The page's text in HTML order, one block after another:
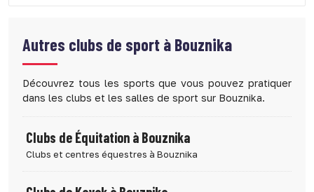
Autres clubs de sport à Bouznika
Découvrez tous les sports que vous pouvez pratiquer
dans les clubs et les salles de sport sur Bouznika.
Clubs de Équitation à Bouznika
Clubs et centres équestres à Bouznika